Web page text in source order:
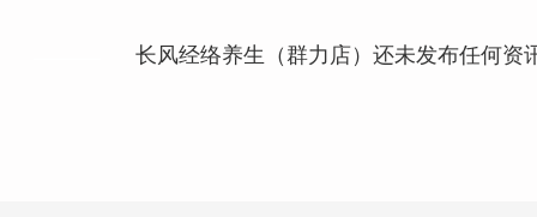
长风经络养生（群力店）还未发布任何资